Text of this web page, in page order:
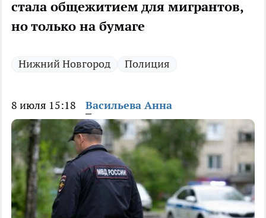
стала общежитием для мигрантов,
но только на бумаге
Нижний Новгород Полиция
8 июля 15:18 Васильева Анна